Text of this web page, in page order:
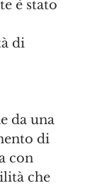
è stato
di
da una
di
con
che